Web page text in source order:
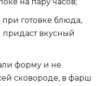
при готовке блюда,
придаст вкусный
форму и не
сковороде, в фарш